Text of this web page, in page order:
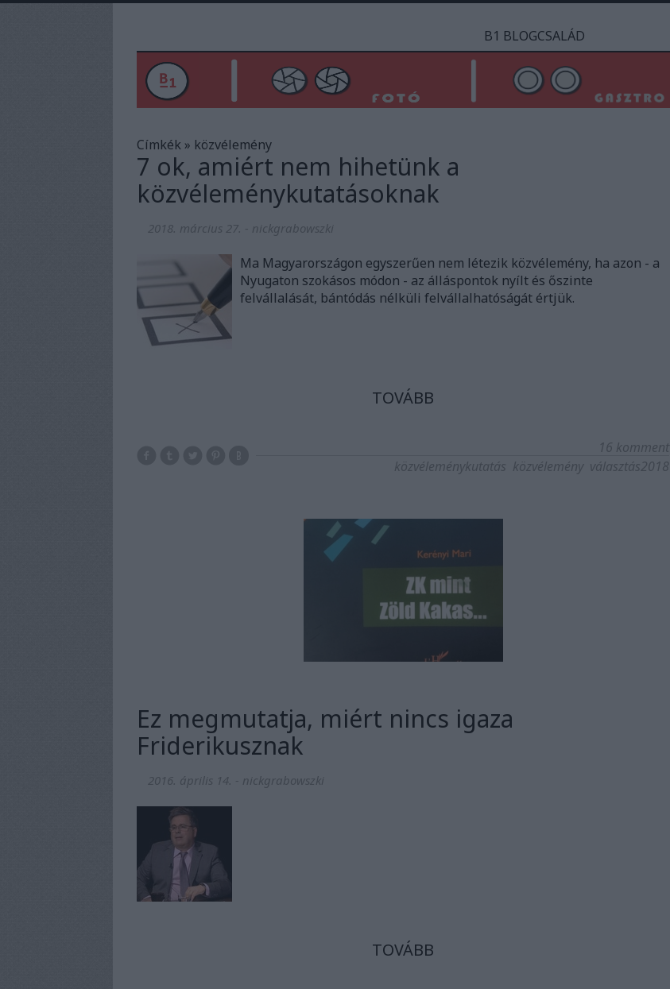
B1 BLOGCSALÁD
Címkék» közvélemény
7 ok, amiért nem hihetünk a
közvéleménykutatásoknak
2018. március 27. - nickgrabowszki
Ma Magyarországon egyszerűen nem létezik közvélemény, ha azon - a
Nyugaton szokásos módon - az álláspontok nyílt és őszinte
felvállalását, bántódás nélküli felvállalhatóságát értjük.
TOVÁBB
16 komment
közvéleménykutatás közvélemény választás2018
Ez megmutatja, miért nincs igaza
Friderikusznak
2016. április 14. - nickgrabowszki
TOVÁBB